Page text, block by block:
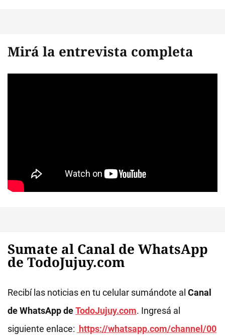
Mirá la entrevista completa
Sumate al Canal de WhatsApp
de TodoJujuy.com
Recibí las noticias en tu celular sumándote al Canal
de WhatsApp deTodoJujuy.com. Ingresá al
siguiente enlace: https://whatsapp.com/channel/00